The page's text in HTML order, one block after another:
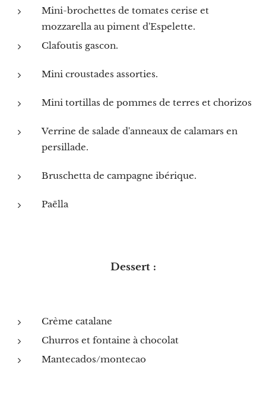
Mini-brochettes de tomates cerise et
mozzarella au piment d'Espelette.
Clafoutis gascon.
Mini croustades assorties.
Mini tortillas de pommes de terres et chorizos
Verrine de salade d'anneaux de calamars en
persillade.
Bruschetta de campagne ibérique.
Paëlla
Dessert :
Crème catalane
Churros et fontaine à chocolat
Mantecados/montecao